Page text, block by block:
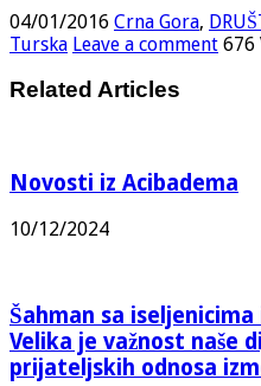
04/01/2016 Crna Gora,
Turska Leave a comment 676
Related Articles
Novosti iz Acibadema
10/12/2024
Šahman sa
Velika je važnost naše
prijateljskih odnosa